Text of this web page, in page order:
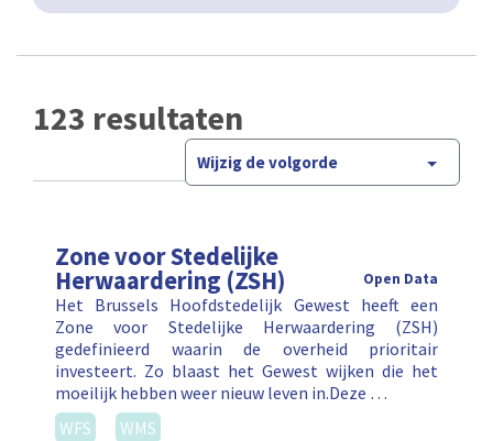
123 resultaten
Wijzig de volgorde
Zone voor Stedelijke
Herwaardering (ZSH) Open Data
Het Brussels Hoofdstedelijk Gewest heeft een
Zone voor Stedelijke Herwaardering (ZSH)
gedefinieerd waarin de overheid prioritair
investeert. Zo blaast het Gewest wijken die het
moeilijk hebben weer nieuw leven in.Deze …
WFS
WMS